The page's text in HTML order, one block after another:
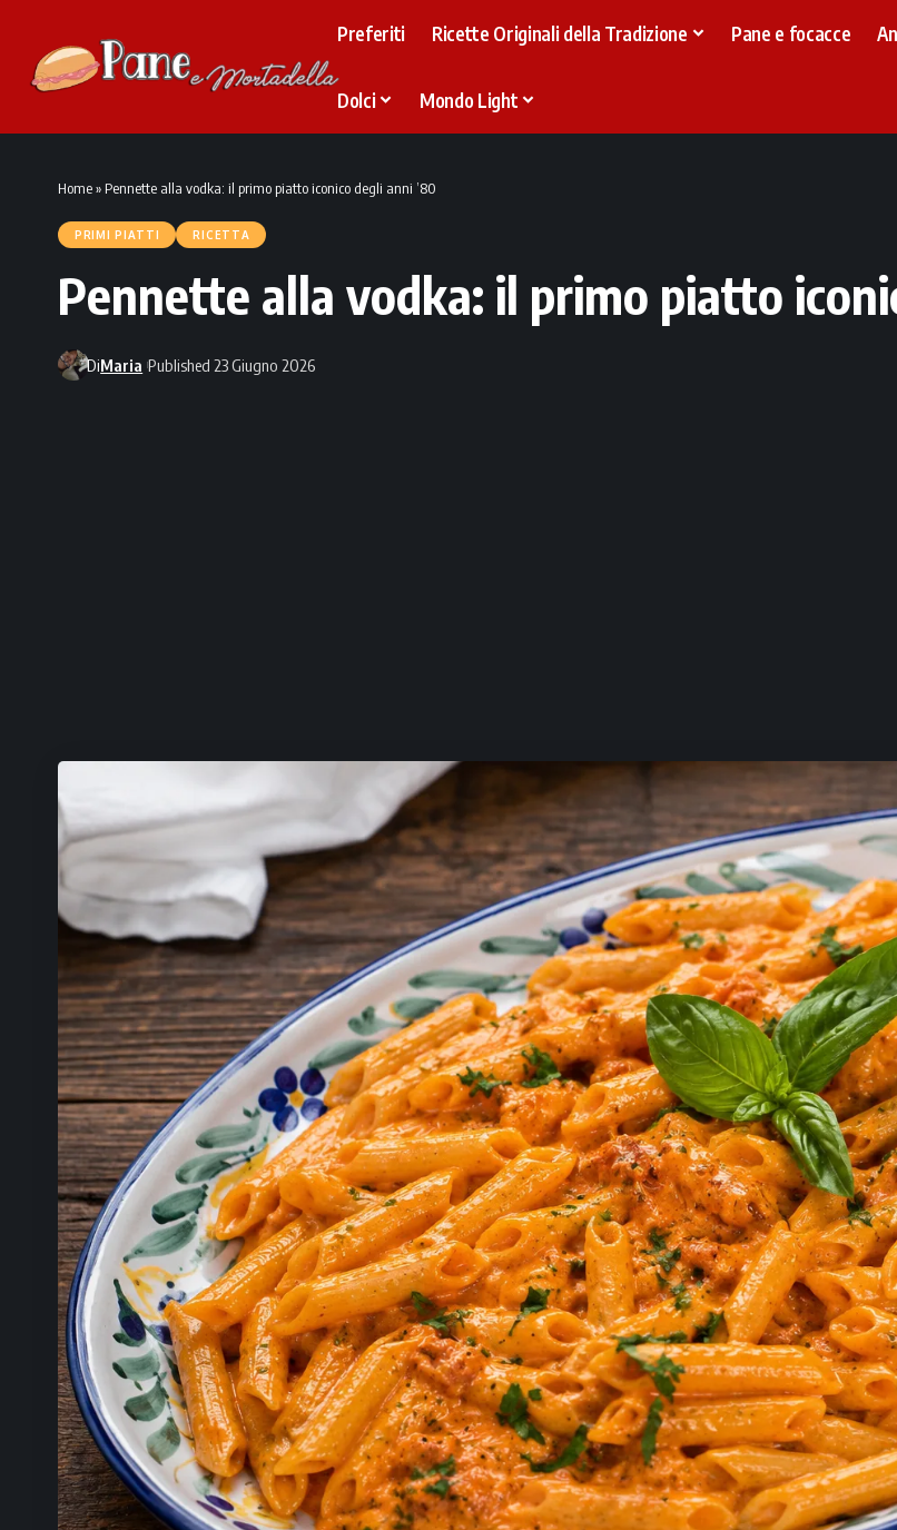
Preferiti Ricette Originali della Tradizione Pane e focacce
Dolci Mondo Light
Home» Pennette alla vodka: il primo piatto iconico degli anni ’80
PRIMI PIATTI RICETTA
Pennette alla vodka: il primo piatto
DiMaria Published 23 Giugno 2026